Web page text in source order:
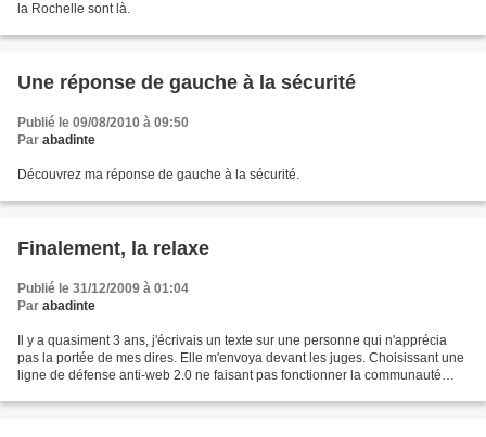
la Rochelle sont là.
Une réponse de gauche à la sécurité
Publié le 09/08/2010 à 09:50
Par abadinte
Découvrez ma réponse de gauche à la sécurité.
Finalement, la relaxe
Publié le 31/12/2009 à 01:04
Par abadinte
Il y a quasiment 3 ans, j'écrivais un texte sur une personne qui n'apprécia
pas la portée de mes dires. Elle m'envoya devant les juges. Choisissant une
ligne de défense anti-web 2.0 ne faisant pas fonctionner la communauté